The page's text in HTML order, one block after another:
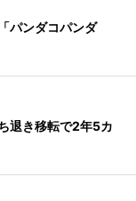
パンダコパンダ
退き移転で2年5カ